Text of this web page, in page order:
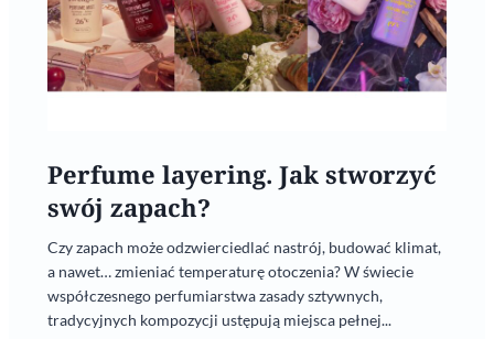
Perfume layering. Jak stworzyć
swój zapach?
Czy zapach może odzwierciedlać nastrój, budować klimat,
a nawet… zmieniać temperaturę otoczenia? W świecie
współczesnego perfumiarstwa zasady sztywnych,
tradycyjnych kompozycji ustępują miejsca pełnej...